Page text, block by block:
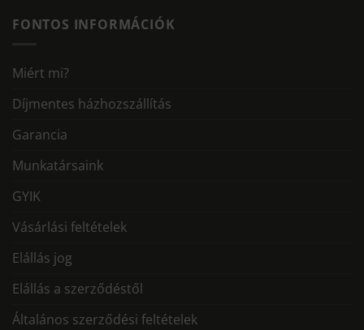
FONTOS INFORMÁCIÓK
Miért mi?
Díjmentes házhozszállítás
Garancia
Munkatársaink
GYIK
Vásárlási feltételek
Elállás jog
Elállás a szerződéstől
Általános szerződési feltételek